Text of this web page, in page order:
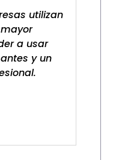
utilizan
a usar
y un